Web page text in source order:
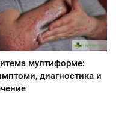
мултиформе:
диагностика и